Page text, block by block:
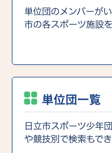
単位団のメンバーが
市の各スポーツ施設
単位団一覧
日立市スポーツ少年
や競技別で検索もでき